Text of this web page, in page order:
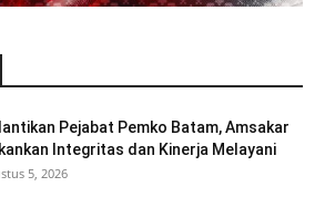
Pejabat Pemko Batam, Amsakar
Integritas dan Kinerja Melayani
5, 2026